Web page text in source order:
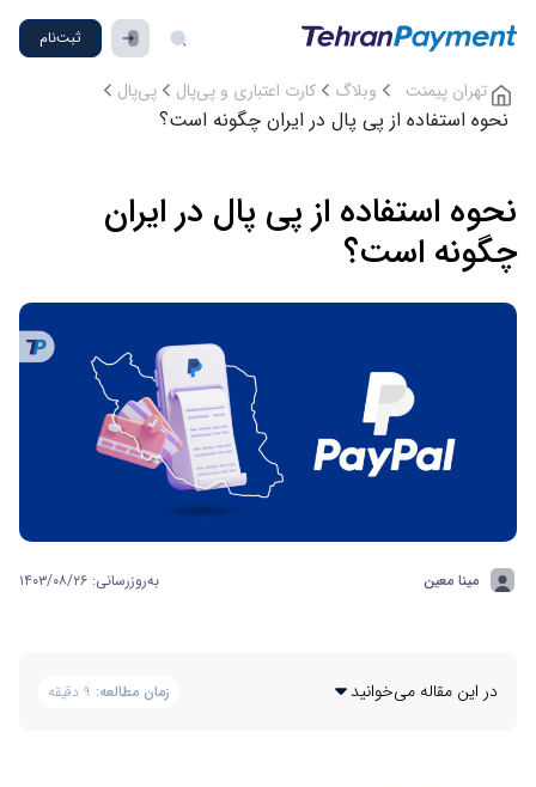
ثبت‌نام
تهران پیمنت وبلاگ کارت‌ اعتباری و پی‌پال پی‌پال
نحوه استفاده از پی پال در ایران چگونه است؟
نحوه استفاده از پی پال در ایران
چگونه است؟
مینا معین به‌روزرسانی: ۱۴۰۳/۰۸/۲۶
در این مقاله می‌خوانید زمان مطالعه: ۹ دقیقه